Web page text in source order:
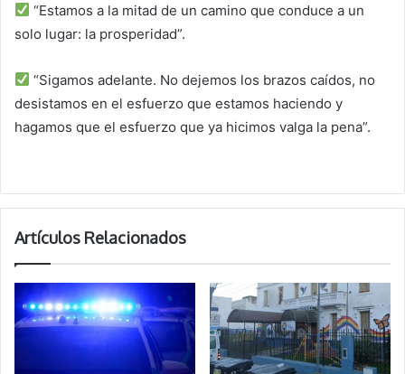
“Estamos a la mitad de un camino que conduce a un
solo lugar: la prosperidad”.
“Sigamos adelante. No dejemos los brazos caídos, no
desistamos en el esfuerzo que estamos haciendo y
hagamos que el esfuerzo que ya hicimos valga la pena”.
Artículos Relacionados